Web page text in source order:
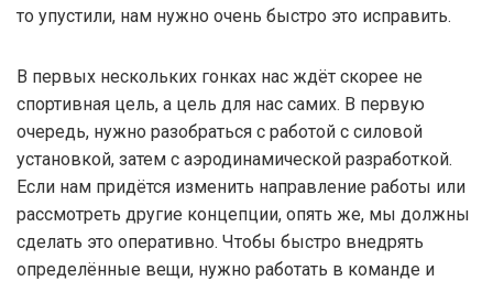
то упустили, нам нужно очень быстро это исправить.
В первых нескольких гонках нас ждёт скорее не
спортивная цель, а цель для нас самих. В первую
очередь, нужно разобраться с работой с силовой
установкой, затем с аэродинамической разработкой.
Если нам придётся изменить направление работы или
рассмотреть другие концепции, опять же, мы должны
сделать это оперативно. Чтобы быстро внедрять
определённые вещи, нужно работать в команде и